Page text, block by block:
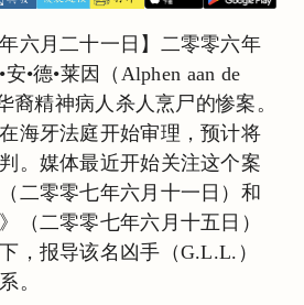
六月二十一日】二零零六年
•德•莱因（Alphen aan de
裔精神病人杀人烹尸的惨案。
海牙法庭开始审理，预计将
。媒体最近开始关注这个案
二零零七年六月十一日）和
（二零零七年六月十五日）
，报导该名凶手（G.L.L.）
。